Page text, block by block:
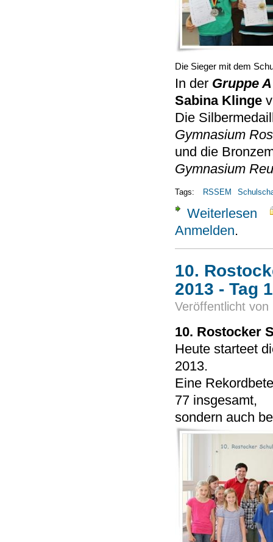
Die Sieger mit dem
In der Gruppe A
Sabina Klinge
Die
Gymnasium
und die
Gymnasium
Tags: RSSEM
Weiterlesen
Anmelden.
10.
2013 - Tag 1
Veröffentlicht von
10. Rostocker
Heute starteet
2013.
Eine
77 insgesamt,
sondern auch